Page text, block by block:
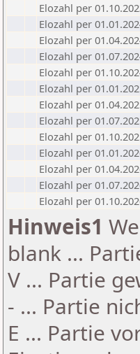
Elozahl per
Elozahl per
Elozahl per
Elozahl per
Elozahl per
Elozahl per
Elozahl per
Elozahl per
Elozahl per
Elozahl per
Elozahl per
Elozahl per
Elozahl per
Hinweis1
blank ...
V ... Partie
- ... Partie
E ... Partie